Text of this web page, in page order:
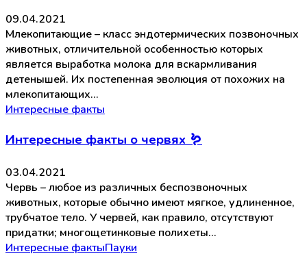
09.04.2021
Млекопитающие – класс эндотермических позвоночных
животных, отличительной особенностью которых
является выработка молока для вскармливания
детенышей. Их постепенная эволюция от похожих на
млекопитающих…
Интересные факты
Интересные факты о червях 🪱
03.04.2021
Червь – любое из различных беспозвоночных
животных, которые обычно имеют мягкое, удлиненное,
трубчатое тело. У червей, как правило, отсутствуют
придатки; многощетинковые полихеты…
Интересные фактыПауки